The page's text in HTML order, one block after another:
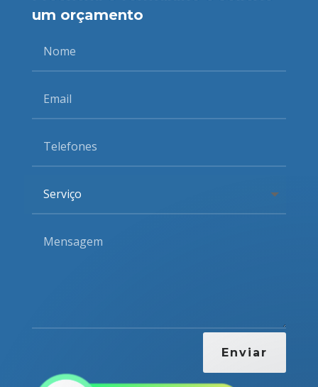
um orçamento
Enviar